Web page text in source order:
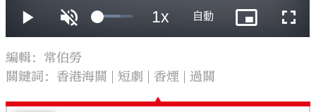
編輯：常伯勞
關鍵詞： 香港海關 短劇 香煙 過關